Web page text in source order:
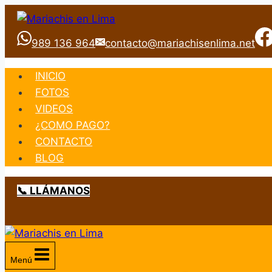
Saltar
contenido989 136 964 contacto@mariachisenlima.net
INICIO
FOTOS
VIDEOS
¿COMO PAGO?
CONTACTO
BLOG
📞 LLÁMANOS
Menú